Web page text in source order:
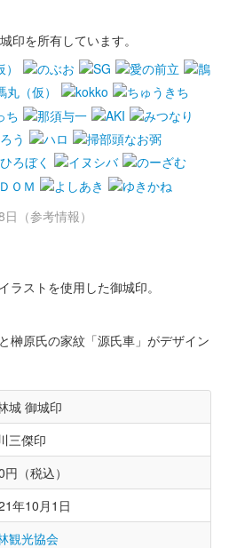
印を所有しています。
（参考情報）
ストを使用した御城印。
榊原氏の家紋「源氏車」がデザイン
城 御城印
三傑印
（税込）
年10月1日
観光協会